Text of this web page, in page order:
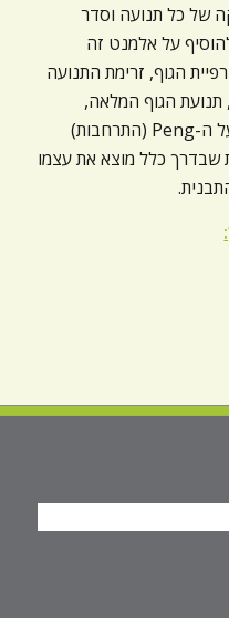
של כל תנועה וסדר
על אלמנט זה
הגוף, זרימת התנועה
תנועת הגוף המלאה,
שמירה על הציר המרכזי, שמירה על ה-Peng (התרחבות)
שבדרך כלל מוצא את עצמו